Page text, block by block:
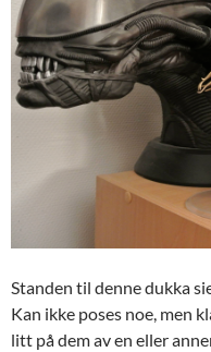
Standen til denne dukka
Kan ikke poses noe, men
litt på dem av en eller